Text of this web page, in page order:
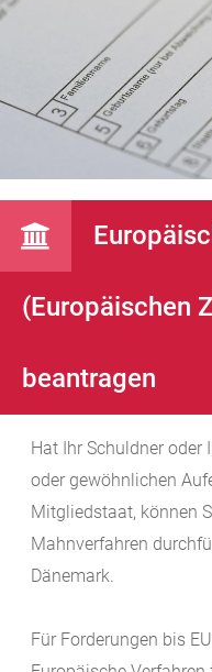
(Europäischen
beantragen
Hat Ihr Schuldner oder
oder gewöhnlichen
Mitgliedstaat, können
Mahnverfahren
Dänemark.
Für Forderungen bis